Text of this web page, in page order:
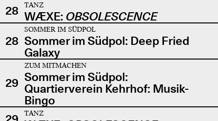
28
TANZ
WÆXE: OBSOLESCENCE
28
SOMMER IM SÜDPOL
Sommer im Südpol: Deep Fried
Galaxy
29
ZUM MITMACHEN
Sommer im Südpol:
Quartierverein Kehrhof: Musik-
Bingo
TANZ